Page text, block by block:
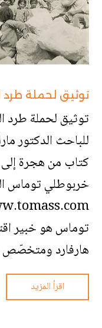
توثيق لحملة طرد
للباحث الدكتور
كتاب من هجرة
خربوطلي توماس
توماس هو خبير
هارفارد
اقرأ المزيد